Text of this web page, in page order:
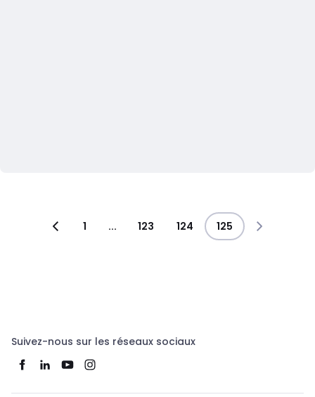
1 ... 123 124 125
Suivez-nous sur les réseaux sociaux